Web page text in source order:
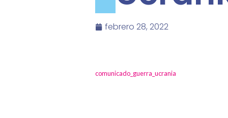
febrero 28, 2022
comunicado_guerra_ucrania